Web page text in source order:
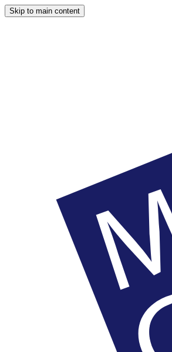
Skip to main content